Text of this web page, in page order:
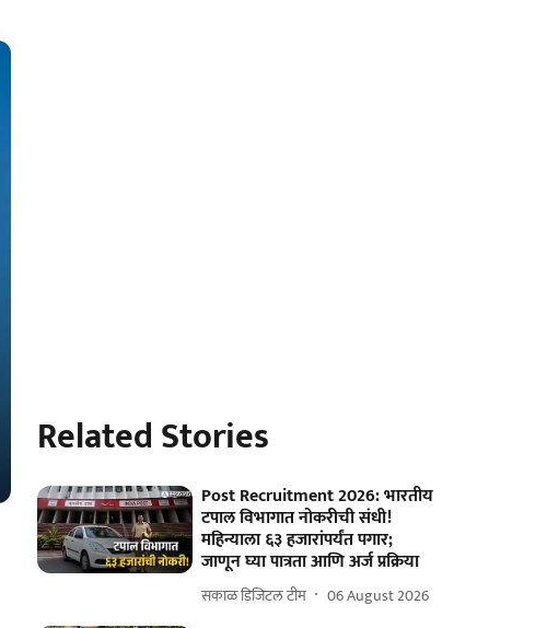
Related Stories
Post Recruitment 2026: भारतीय
टपाल विभागात नोकरीची संधी!
महिन्याला ६३ हजारांपर्यंत पगार;
जाणून घ्या पात्रता आणि अर्ज प्रक्रिया
सकाळ डिजिटल टीम 06 August 2026